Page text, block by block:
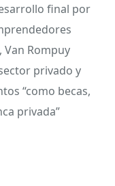
final por
Van Rompuy
privado y
“como becas,
privada”